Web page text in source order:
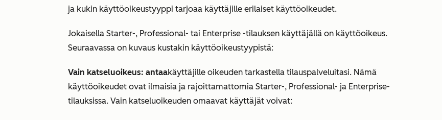
ja kukin käyttöoikeustyyppi tarjoaa käyttäjille erilaiset käyttöoikeudet.
Jokaisella Starter-, Professional- tai Enterprise -tilauksen käyttäjällä on käyttöoikeus.
Seuraavassa on kuvaus kustakin käyttöoikeustyypistä:
Vain katseluoikeus: antaakäyttäjille oikeuden tarkastella tilauspalveluitasi. Nämä
käyttöoikeudet ovat ilmaisia ja rajoittamattomia Starter-, Professional- ja Enterprise-
tilauksissa. Vain katseluoikeuden omaavat käyttäjät voivat: